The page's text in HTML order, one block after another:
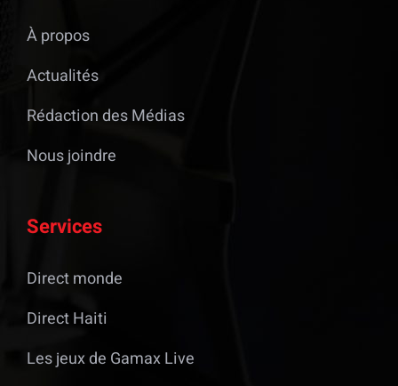
À propos
Actualités
Rédaction des Médias
Nous joindre
Services
Direct monde
Direct Haiti
Les jeux de Gamax Live